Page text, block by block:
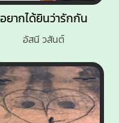
อยากได้ยินว่ารักกัน
อัสนี วสันต์